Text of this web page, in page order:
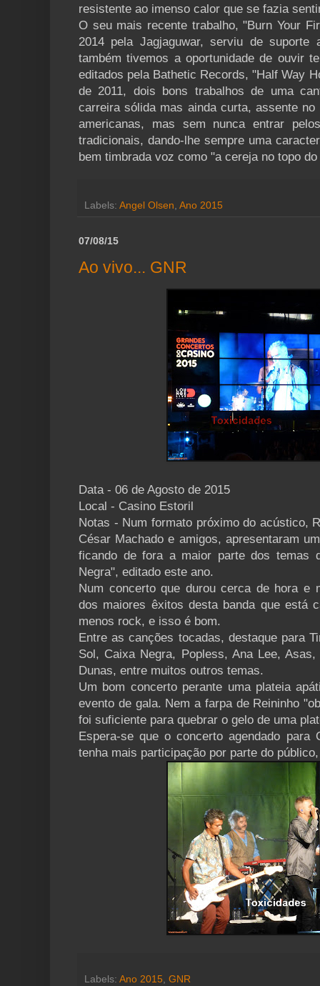
resistente ao imenso calor que se fazia
O seu mais recente trabalho, "Burn Your
2014 pela Jagjaguwar, serviu de suporte
também tivemos a oportunidade de ouvir
editados pela Bathetic Records, "Half Way
de 2011, dois bons trabalhos de uma
carreira sólida mas ainda curta, assente
americanas, mas sem nunca entrar
tradicionais, dando-lhe sempre uma
bem timbrada voz como "a cereja no topo
Labels: Angel Olsen Ano 2015
07/08/15
Ao vivo... GNR
Data - 06 de Agosto de 2015
Local - Casino Estoril
Notas - Num formato próximo do acústico,
César Machado e amigos, apresentaram
ficando de fora a maior parte dos temas
Negra", editado este ano.
Num concerto que durou cerca de hora e
dos maiores êxitos desta banda que está
menos rock, e isso é bom.
Entre as canções tocadas, destaque para
Sol, Caixa Negra, Popless, Ana Lee,
Dunas, entre muitos outros temas.
Um bom concerto perante uma plateia
evento de gala. Nem a farpa de Reininho
foi suficiente para quebrar o gelo de uma
Espera-se que o concerto agendado para
tenha mais participação por parte do
Labels: Ano 2015, GNR